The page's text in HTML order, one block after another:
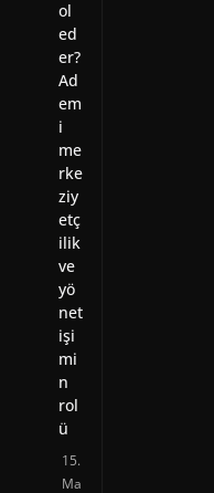
ol
ed
er?
Ad
em
i
me
rke
ziy
etç
ilik
ve
yö
net
işi
mi
n
rol
ü
15.
Ma